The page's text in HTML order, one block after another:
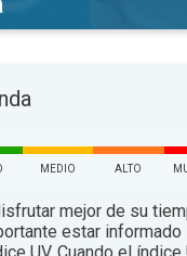
MEDIO ALTO
mejor de su
estar
UV. Cuando el